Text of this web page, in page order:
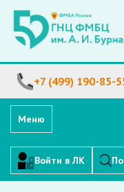
+7 (499) 190-85-
Меню
Войти в ЛК